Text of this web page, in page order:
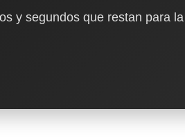
y segundos que restan para